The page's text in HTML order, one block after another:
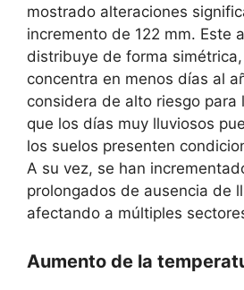
mostrado alteraciones
incremento de 122 mm. Este
distribuye de forma
concentra en menos días al
considera de alto riesgo para
que los días muy lluviosos
los suelos presenten
A su vez, se han
prolongados de ausencia de
afectando a múltiples
Aumento de la